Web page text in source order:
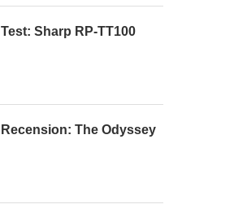
Test: Sharp RP-TT100
Recension: The Odyssey